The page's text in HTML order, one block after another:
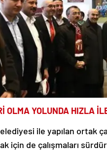
OLMA YOLUNDA HIZLA
ile yapılan ortak
için de çalışmaları